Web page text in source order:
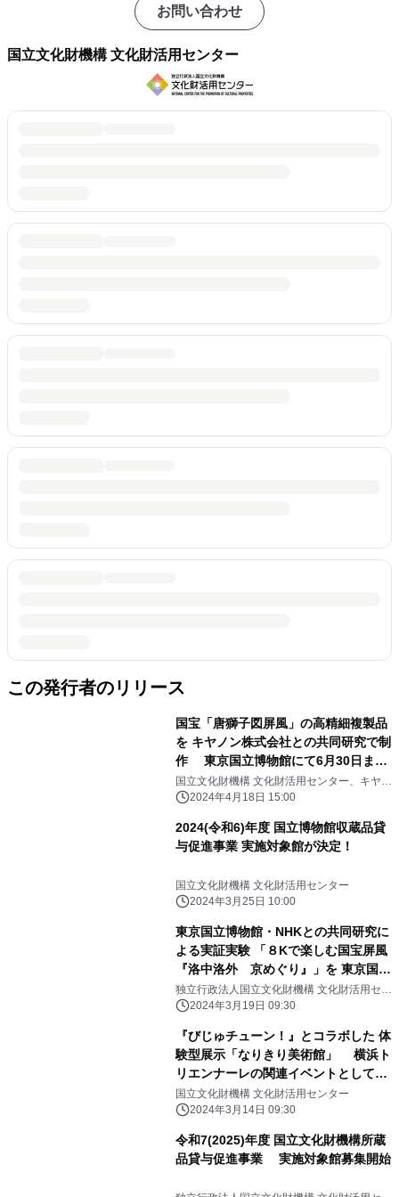
お問い合わせ
国立文化財機構 文化財活用センター
この発行者のリリース
国宝「唐獅子図屏風」の高精細複製品
を キヤノン株式会社との共同研究で制
作 東京国立博物館にて6月30日まで
一般公開
国立文化財機構 文化財活用センター、キヤノ
ン株式会社
2024年4月18日 15:00
2024(令和6)年度 国立博物館収蔵品貸
与促進事業 実施対象館が決定！
国立文化財機構 文化財活用センター
2024年3月25日 10:00
東京国立博物館・NHKとの共同研究に
よる実証実験 「８Kで楽しむ国宝屏風
『洛中洛外 京めぐり』」を 東京国立
博物館にて開催！(3/19～4/7)
独立行政法人国立文化財機構 文化財活用セン
ター2024年3月19日 09:30
『びじゅチューン！』とコラボした 体
験型展示「なりきり美術館」 横浜ト
リエンナーレの関連イベントとして
2024年3月15日(金)からNHK横浜放送
局で開催！
国立文化財機構 文化財活用センター
2024年3月14日 09:30
令和7(2025)年度 国立文化財機構所蔵
品貸与促進事業 実施対象館募集開始